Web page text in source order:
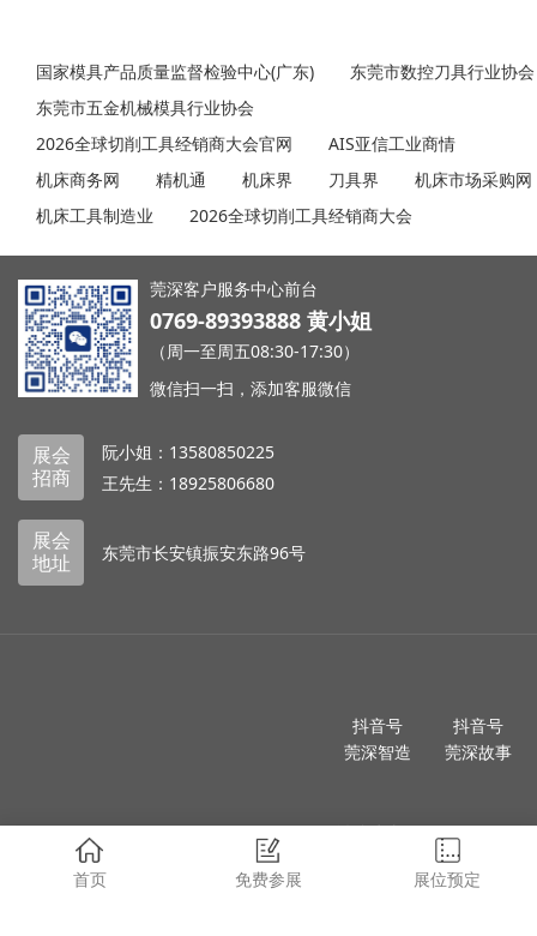
国家模具产品质量监督检验中心(广东)
东莞市数控刀具行业协会
东莞市五金机械模具行业协会
2026全球切削工具经销商大会官网
AIS亚信工业商情
机床商务网
精机通 机床界 刀具界
机床市场采购网
机床工具制造业
2026全球切削工具经销商大会
莞深客户服务中心前台
0769-89393888 黄小姐
（周一至周五08:30-17:30）
微信扫一扫，添加客服微信
展会
招商
阮小姐：13580850225
王先生：18925806680
展会
地址
东莞市长安镇振安东路96号
抖音号
莞深智造
抖音号
莞深故事
微信公众号
首页 免费参展 展位预定